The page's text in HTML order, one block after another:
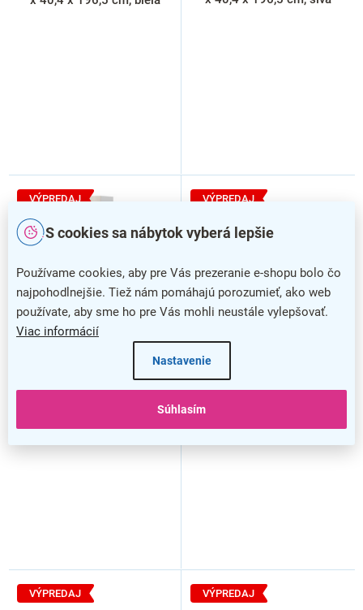
S cookies sa nábytok vyberá lepšie
Používame cookies, aby pre Vás prezeranie e-shopu bolo čo
najpohodlnejšie. Tiež nám pomáhajú porozumieť, ako web
používate, aby sme ho pre Vás mohli neustále vylepšovať.
Viac informácií
Nastavenie
Súhlasím
VÝPREDAJ
Vysoká skriňa Manager 39,9
x 42,2 x 196,5 cm, ľavá,
agát svetlý / biela
VÝPREDAJ
Vysoká skriňa Manager 39,9
x 42,2 x 196,5 cm, ľavá,
orech warmia / biela
VÝPREDAJ VÝPREDAJ